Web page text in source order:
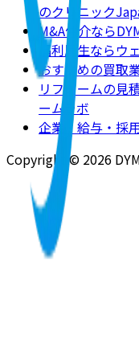
のクリニック
M&A仲介なら
福利厚生ならウ
おすすめの買取
リフォームの見
ームラボ
企業・給与・採
Copyright © 2026